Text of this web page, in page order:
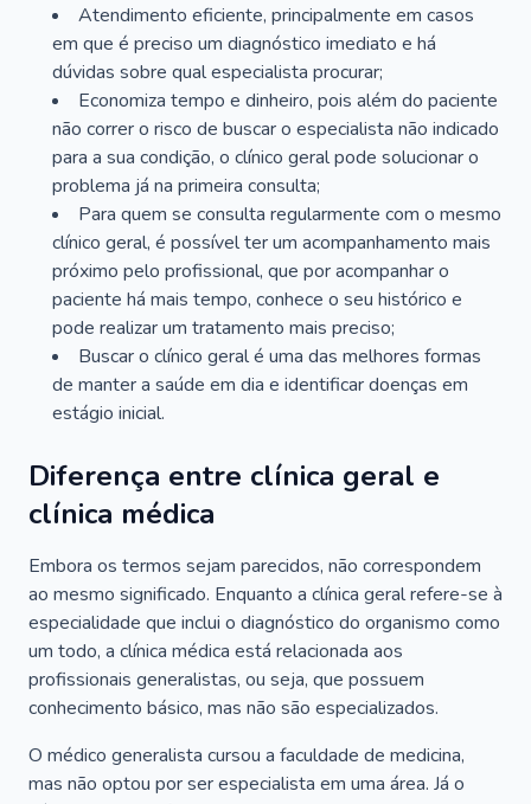
Atendimento eficiente, principalmente em casos
em que é preciso um diagnóstico imediato e há
dúvidas sobre qual especialista procurar;
Economiza tempo e dinheiro, pois além do paciente
não correr o risco de buscar o especialista não indicado
para a sua condição, o clínico geral pode solucionar o
problema já na primeira consulta;
Para quem se consulta regularmente com o mesmo
clínico geral, é possível ter um acompanhamento mais
próximo pelo profissional, que por acompanhar o
paciente há mais tempo, conhece o seu histórico e
pode realizar um tratamento mais preciso;
Buscar o clínico geral é uma das melhores formas
de manter a saúde em dia e identificar doenças em
estágio inicial.
Diferença entre clínica geral e
clínica médica
Embora os termos sejam parecidos, não correspondem
ao mesmo significado. Enquanto a clínica geral refere-se à
especialidade que inclui o diagnóstico do organismo como
um todo, a clínica médica está relacionada aos
profissionais generalistas, ou seja, que possuem
conhecimento básico, mas não são especializados.
O médico generalista cursou a faculdade de medicina,
mas não optou por ser especialista em uma área. Já o